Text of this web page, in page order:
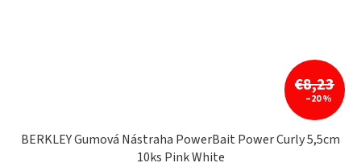
€8,23
–20 %
BERKLEY Gumová Nástraha PowerBait Power Curly 5,5cm
10ks Pink White